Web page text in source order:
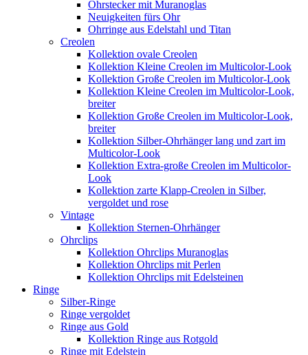
Ohrstecker mit Muranoglas
Neuigkeiten fürs Ohr
Ohrringe aus Edelstahl und Titan
Creolen
Kollektion ovale Creolen
Kollektion Kleine Creolen im Multicolor-Look
Kollektion Große Creolen im Multicolor-Look
Kollektion Kleine Creolen im Multicolor-Look,
breiter
Kollektion Große Creolen im Multicolor-Look,
breiter
Kollektion Silber-Ohrhänger lang und zart im
Multicolor-Look
Kollektion Extra-große Creolen im Multicolor-
Look
Kollektion zarte Klapp-Creolen in Silber,
vergoldet und rose
Vintage
Kollektion Sternen-Ohrhänger
Ohrclips
Kollektion Ohrclips Muranoglas
Kollektion Ohrclips mit Perlen
Kollektion Ohrclips mit Edelsteinen
Ringe
Silber-Ringe
Ringe vergoldet
Ringe aus Gold
Kollektion Ringe aus Rotgold
Ringe mit Edelstein